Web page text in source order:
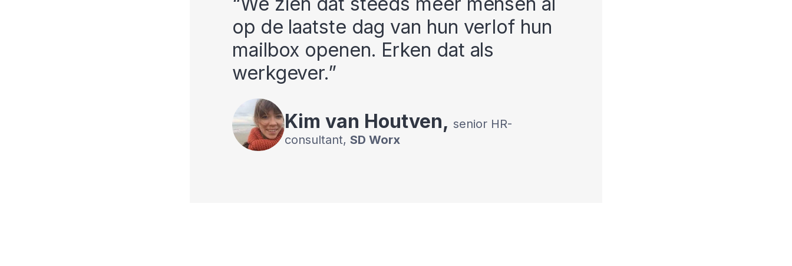
op de laatste dag van hun verlof hun
mailbox openen. Erken dat als
werkgever.
Kim van Houtven,senior HR-
consultant,SD Worx